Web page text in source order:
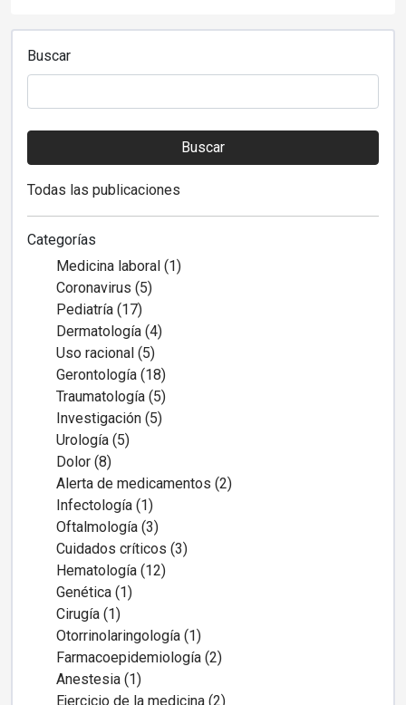
Buscar
Buscar
Todas las publicaciones
Categorías
Medicina laboral (1)
Coronavirus (5)
Pediatría (17)
Dermatología (4)
Uso racional (5)
Gerontología (18)
Traumatología (5)
Investigación (5)
Urología (5)
Dolor (8)
Alerta de medicamentos (2)
Infectología (1)
Oftalmología (3)
Cuidados críticos (3)
Hematología (12)
Genética (1)
Cirugía (1)
Otorrinolaringología (1)
Farmacoepidemiología (2)
Anestesia (1)
Ejercicio de la medicina (2)